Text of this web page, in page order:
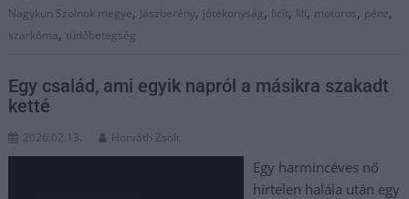
Nagykun Szolnok megye, Jászberény, jótékonyság, licit, lili, motoros, pénz,
szarkóma, tüdőbetegség
Egy család, ami egyik napról a másikra szakadt
ketté
2026.02.13. Horváth Zsolt
Egy harmincéves nő
hirtelen halála után egy